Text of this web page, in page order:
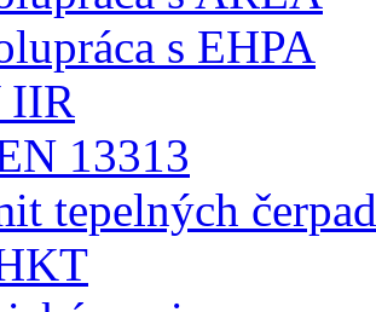
s EHPA
IIR
13313
tepelných